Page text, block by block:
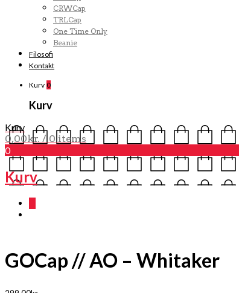
CRWCap
TRLCap
One Time Only
Beanie
Filosofi
Kontakt
Kurv 0
Kurv
Kurv
0,00kr. / 0 items
0
Kurv
GOCap // AO – Whitaker